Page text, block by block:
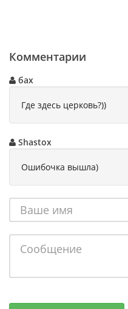
Комментарии
бах
Где здесь церковь?))
Shastox
Ошибочка вышла)